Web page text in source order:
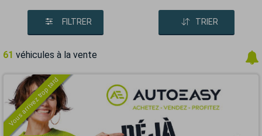
FILTRER TRIER
61 véhicules à la vente
Vous arrivez trop tard